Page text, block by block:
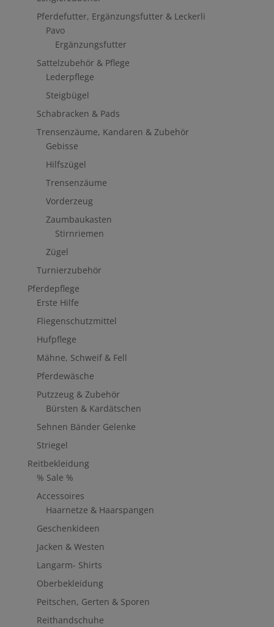
Pferdefutter, Ergänzungsfutter & Leckerli
Pavo
Ergänzungsfutter
Sattelzubehör & Pflege
Lederpflege
Steigbügel
Schabracken & Pads
Trensenzäume, Kandaren & Zubehör
Gebisse
Hilfszügel
Trensenzäume
Vorderzeug
Zaumbaukasten
Stirnriemen
Zügel
Turnierzubehör
Pferdepflege
Erste Hilfe
Fliegenschutzmittel
Hufpflege
Mähne, Schweif & Fell
Pferdewäsche
Putzzeug & Zubehör
Bürsten & Kardätschen
Sehnen Bänder Gelenke
Striegel
Reitbekleidung
% Sale %
Accessoires
Haarnetze & Haarspangen
Geschenkideen
Jacken & Westen
Langarm- Shirts
Oberbekleidung
Peitschen, Gerten & Sporen
Reithandschuhe